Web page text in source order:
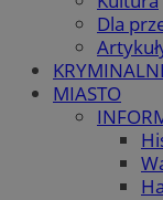
Dla
MIASTO